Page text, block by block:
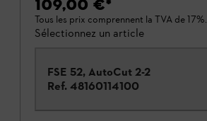
109,00 €*
Tous les prix comprennent la TVA de 17%.
Sélectionnez un article
FSE 52, AutoCut 2-2
Ref. 48160114100